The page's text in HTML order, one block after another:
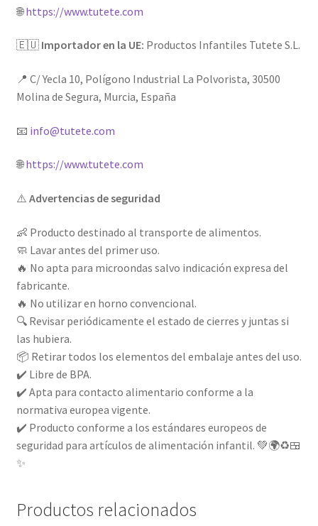
🌐https://www.tutete.com
🇪🇺 Importador en la UE: Productos Infantiles Tutete S.L.
📍 C/ Yecla 10, Polígono Industrial La Polvorista, 30500
Molina de Segura, Murcia, España
📧 info@tutete.com
🌐https://www.tutete.com
⚠️ Advertencias de seguridad
👶 Producto destinado al transporte de alimentos.
🧼 Lavar antes del primer uso.
🔥 No apta para microondas salvo indicación expresa del
fabricante.
🔥 No utilizar en horno convencional.
🔍 Revisar periódicamente el estado de cierres y juntas si
las hubiera.
📦 Retirar todos los elementos del embalaje antes del uso.
✔️ Libre de BPA.
✔️ Apta para contacto alimentario conforme a la
normativa europea vigente.
✔️ Producto conforme a los estándares europeos de
seguridad para artículos de alimentación infantil. 💚🌍♻️🍱
✨
Productos relacionados